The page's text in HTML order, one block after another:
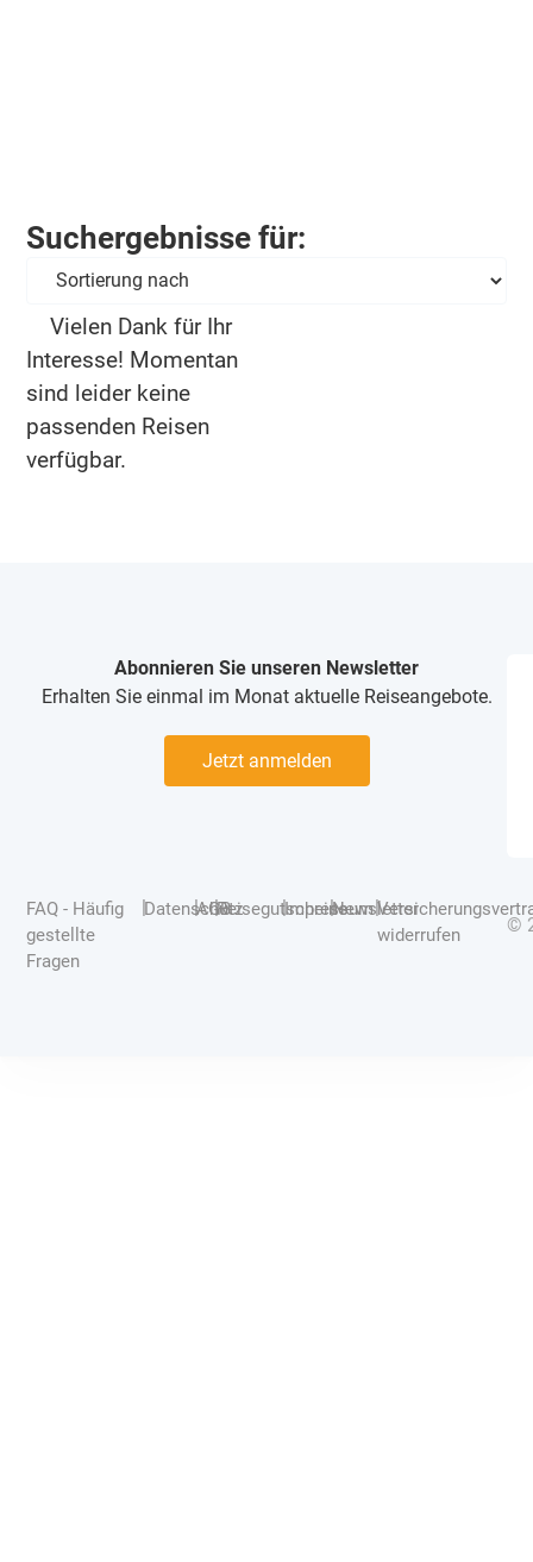
Suchergebnisse für:
Vielen Dank für Ihr
Interesse! Momentan
sind leider keine
passenden Reisen
verfügbar.
Abonnieren Sie unseren Newsletter
Erhalten Sie einmal im Monat aktuelle Reiseangebote.
Jetzt anmelden
FAQ - Häufig
gestellte
Fragen
|Datenschutz
|AGB
|Reisegutscheine
|Impressum
|Newsletter
|
widerrufen
©